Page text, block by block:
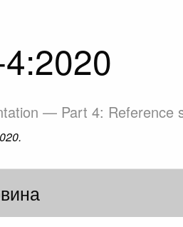
— Part 4: Reference